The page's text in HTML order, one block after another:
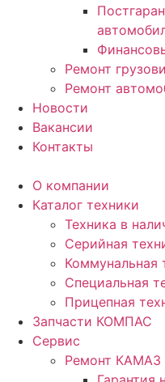
Ремонт
Ремонт
Новости
Вакансии
Контакты
О компании
Каталог техники
Техника в
Серийная
Коммунальная
Специальная
Прицепная
Запчасти КОМПАС
Сервис
Ремонт КАМАЗ